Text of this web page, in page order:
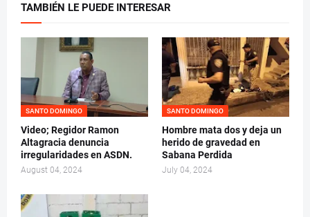
TAMBIÉN LE PUEDE INTERESAR
SANTO DOMINGO
Video; Regidor Ramon
Altagracia denuncia
irregularidades en ASDN.
August 04, 2024
SANTO DOMINGO
Hombre mata dos y deja un
herido de gravedad en
Sabana Perdida
July 04, 2024